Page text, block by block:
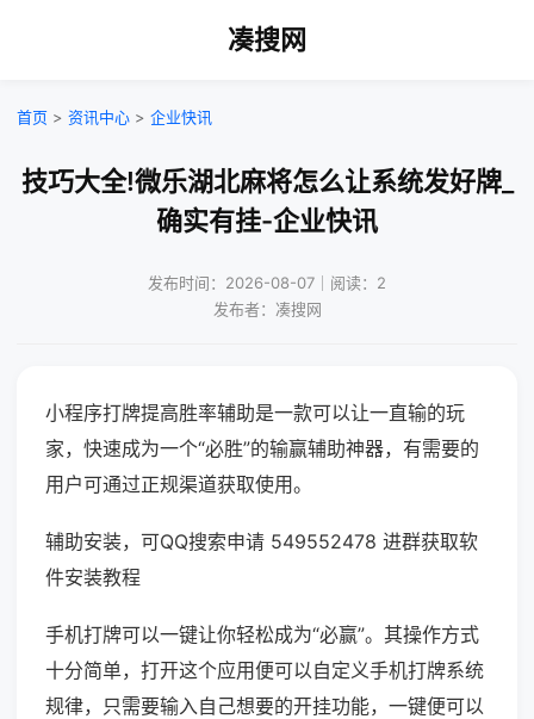
凑搜网
首页 > 资讯中心 > 企业快讯
技巧大全!微乐湖北麻将怎么让系统发好牌_
确实有挂-企业快讯
发布时间：2026-08-07｜阅读：2
发布者：凑搜网
小程序打牌提高胜率辅助是一款可以让一直输的玩
家，快速成为一个“必胜”的输赢辅助神器，有需要的
用户可通过正规渠道获取使用。
辅助安装，可QQ搜索申请 549552478 进群获取软
件安装教程
手机打牌可以一键让你轻松成为“必赢”。其操作方式
十分简单，打开这个应用便可以自定义手机打牌系统
规律，只需要输入自己想要的开挂功能，一键便可以